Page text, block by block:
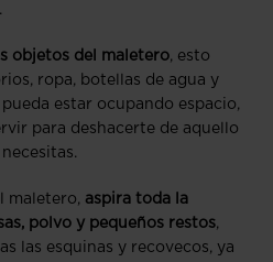
objetos del maletero, esto
ropa, botellas de agua y
estar ocupando espacio,
para deshacerte de aquello
maletero, aspira toda la
polvo y pequeños restos,
las esquinas y recovecos, ya